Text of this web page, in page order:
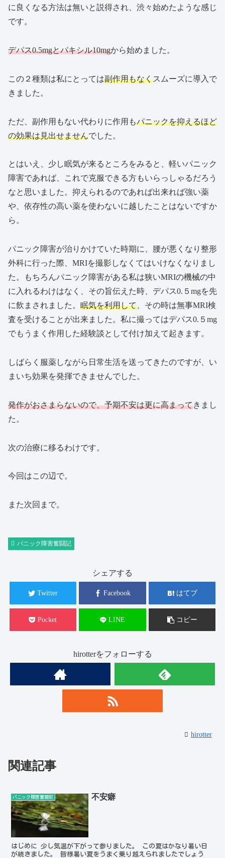
に良くなる方法は無いと説得され、渋々始めたような感じ
です。
デパス0.5mgとパキシル10mgから始めました。
この２種類は私にとっては副作用もなくスムーズに導入で
きました。
ただ、副作用もない代わりに作用もパニックを抑えるほど
の効果は見出せませんでした。
とはいえ、少し眠気が来るところをみると、軽いパニック
障害であれば、これで克服できる方もいらっしゃるだろう
なと思いました。抑えられるのであれば出来れば強い薬
や、依存性の高い薬を使わないに越したことはないですか
ら。
パニック障害が治りかけていた時期に、腰が悪くなり整形
外科に行った際、MRIを撮影しなくてはいけなくなりまし
た。もちろんパニック障害がある私は狭いMRIの機械の中
に入れるわけはなく、その旨伝えた時、デパス0.５mgを先
に飲まされました。 眠気を利用して 、その時は無事MRI検
査を受けることが出来ました。私に撮ってはデパス0.５mg
でもうまく作用した経験談として付け加えて起きます。
しばらく服薬しながら日常生活を送ってきたのですが、い
まいち効果を発揮できませんでした。
発作がおさまらないので、予期不安は更に高まってきまし
た。
次の治療に移るわけです。
今回はこの辺で。
また次回まで。
パニック障害奮闘記
シェアする
Twitter Facebook はてブ
Pocket LINE コピー
hirotterをフォローする
hirotter
関連記事
パニック障害奮闘記 不安癖
はじめに 少し気温が下がって参りました。 この夏はかなり暑い日
が続きました。 皆様暑い夏をうまく乗り越えられましたでしょう